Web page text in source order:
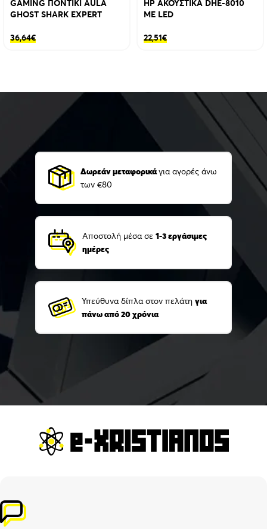
GAMING ΠΟΝΤΙΚΙ AULA
GHOST SHARK EXPERT
36,64€
HP ΑΚΟΥΣΤΙΚΑ DHE-8010
ΜΕ LED
22,51€
Δωρεάν μεταφορικάγια αγορές άνω
των €80
Αποστολή μέσα σε 1-3 εργάσιμες
ημέρες
Υπεύθυνα δίπλα στον πελάτη για
πάνω από 20 χρόνια